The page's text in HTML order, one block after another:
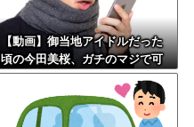
【動画】御当地アイドルだった
頃の今田美桜、ガチのマジで可
愛くてワイらをびびらせまくっ
てしまうw w w w w w w w